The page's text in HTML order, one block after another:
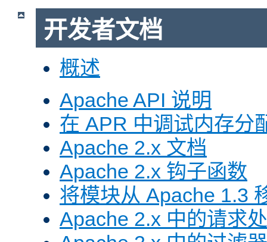
开发者文档
概述
Apache API 说明
在 APR 中调试内存分
Apache 2.x 文档
Apache 2.x 钩子函数
将模块从 Apache 1.3
Apache 2.x 中的请求